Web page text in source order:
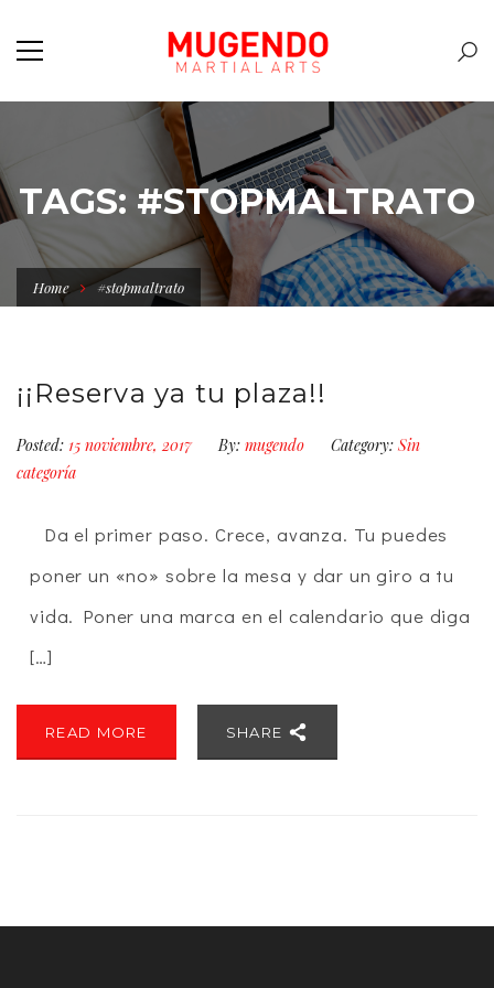
TAGS: #STOPMALTRATO
Home #stopmaltrato
¡¡Reserva ya tu plaza!!
Posted: 15 noviembre, 2017 By: mugendo Category: Sin
categoría
Da el primer paso. Crece, avanza. Tu puedes
poner un «no» sobre la mesa y dar un giro a tu
vida. Poner una marca en el calendario que diga
[…]
READ MORE SHARE